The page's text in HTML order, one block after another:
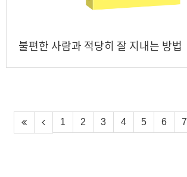
불편한 사람과 적당히 잘 지내는 방법
1 2 3 4 5 6 7